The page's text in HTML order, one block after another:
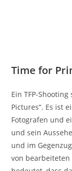
Time for
Ein TFP-
Pictures“. Es ist
Fotografen und
und sein
und im
von